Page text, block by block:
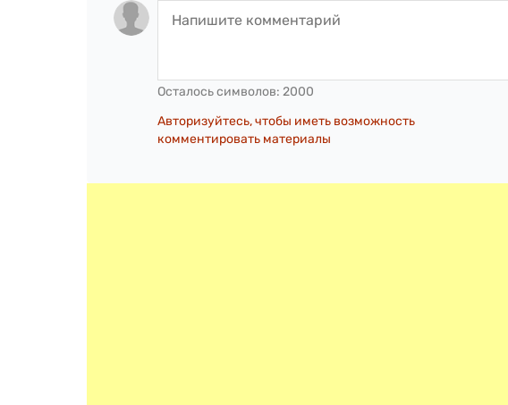
Осталось символов: 2000
Авторизуйтесь, чтобы иметь возможность
комментировать материалы